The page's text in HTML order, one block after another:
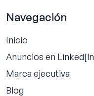
Navegación
Inicio
Anuncios en
Marca ejecutiva
Blog